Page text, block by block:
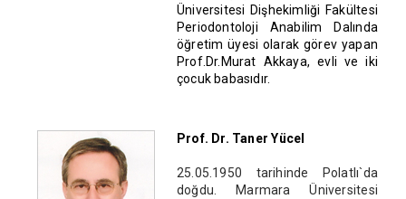
Üniversitesi Dişhekimliği Fakültesi
Periodontoloji Anabilim Dalında
öğretim üyesi olarak görev yapan
Prof.Dr.Murat Akkaya, evli ve iki
çocuk babasıdır.
Prof. Dr. Taner Yücel
25.05.1950 tarihinde Polatlı`da
doğdu. Marmara Üniversitesi